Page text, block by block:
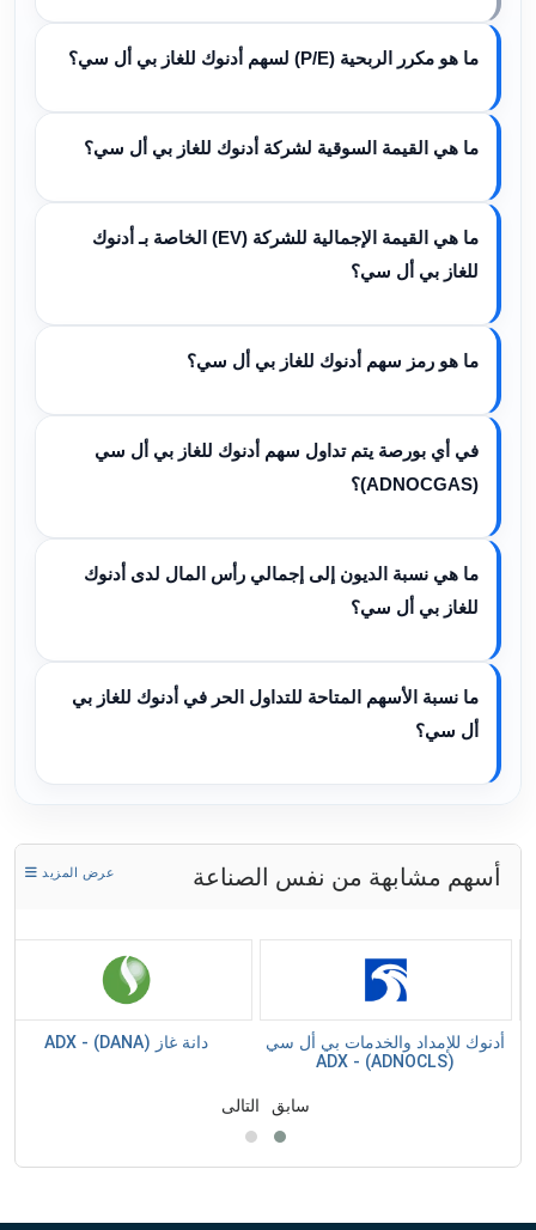
ما هو مكرر الربحية (P/E) لسهم أدنوك للغاز بي أل سي؟
ما هي القيمة السوقية لشركة أدنوك للغاز بي أل سي؟
ما هي القيمة الإجمالية للشركة (EV) الخاصة بـ أدنوك
للغاز بي أل سي؟
ما هو رمز سهم أدنوك للغاز بي أل سي؟
في أي بورصة يتم تداول سهم أدنوك للغاز بي أل سي
(ADNOCGAS)؟
ما هي نسبة الديون إلى إجمالي رأس المال لدى أدنوك
للغاز بي أل سي؟
ما نسبة الأسهم المتاحة للتداول الحر في أدنوك للغاز بي
أل سي؟
أسهم مشابهة من نفس الصناعة عرض المزيد
أدنوك للإمداد والخدمات بي أل سي
(ADNOCLS) - ADX
دانة غاز (DANA) - ADX
سابق التالى